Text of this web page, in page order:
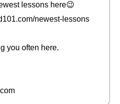
lessons here😉
newest-lessons
you often here.